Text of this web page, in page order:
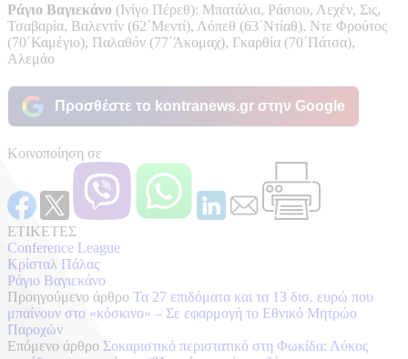
Ράγιο Βαγιεκάνο (Ινίγο Πέρεθ): Μπατάλια, Ράσιου, Λεχέν, Σις,
Τσαβαρία, Βαλεντίν (62΄Μεντί), Λόπεθ (63΄Ντίαθ), Ντε Φρούτος
(70΄Καμέγιο), Παλαθόν (77΄Άκομαχ), Γκαρθία (70΄Πάτσα),
Αλεμάο
Προσθέστε το kontranews.gr στην Google
Κοινοποίηση σε
ΕΤΙΚΕΤΕΣ
Conference League
Κρίσταλ Πάλας
Ράγιο Βαγιεκάνο
Προηγούμενο άρθρο Τα 27 επιδόματα και τα 13 δισ. ευρώ που
μπαίνουν στο «κόσκινο» – Σε εφαρμογή το Εθνικό Μητρώο
Παροχών
Επόμενο άρθρο Σοκαριστικό περιστατικό στη Φωκίδα: Λύκος